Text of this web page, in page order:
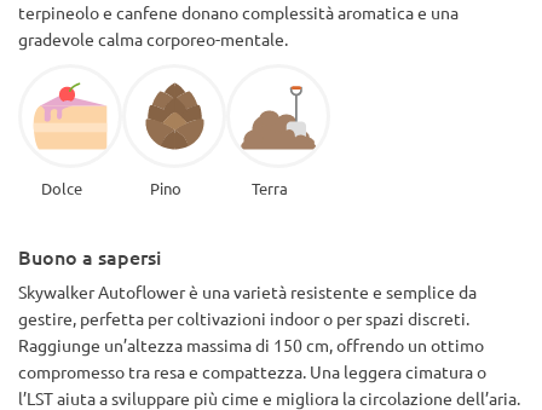
terpineolo e canfene donano complessità aromatica e una
gradevole calma corporeo-mentale.
Dolce Pino Terra
Buono a sapersi
Skywalker Autoflower è una varietà resistente e semplice da
gestire, perfetta per coltivazioni indoor o per spazi discreti.
Raggiunge un’altezza massima di 150 cm, offrendo un ottimo
compromesso tra resa e compattezza. Una leggera cimatura o
l’LST aiuta a sviluppare più cime e migliora la circolazione dell’aria.